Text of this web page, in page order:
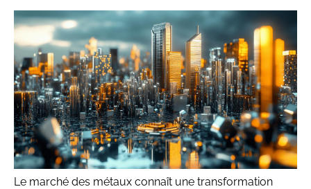
Le marché des métaux connaît une transformation